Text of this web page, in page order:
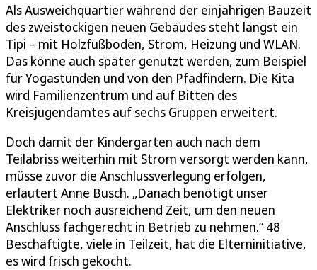
Als Ausweichquartier während der einjährigen Bauzeit
des zweistöckigen neuen Gebäudes steht längst ein
Tipi – mit Holzfußboden, Strom, Heizung und WLAN.
Das könne auch später genutzt werden, zum Beispiel
für Yogastunden und von den Pfadfindern. Die Kita
wird Familienzentrum und auf Bitten des
Kreisjugendamtes auf sechs Gruppen erweitert.
Doch damit der Kindergarten auch nach dem
Teilabriss weiterhin mit Strom versorgt werden kann,
müsse zuvor die Anschlussverlegung erfolgen,
erläutert Anne Busch. „Danach benötigt unser
Elektriker noch ausreichend Zeit, um den neuen
Anschluss fachgerecht in Betrieb zu nehmen.“ 48
Beschäftigte, viele in Teilzeit, hat die Elterninitiative,
es wird frisch gekocht.